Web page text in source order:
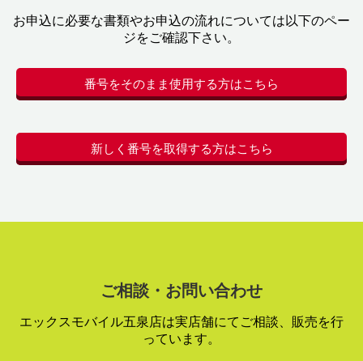
お申込に必要な書類やお申込の流れについては以下のペー
ジをご確認下さい。
番号をそのまま使用する方はこちら
新しく番号を取得する方はこちら
ご相談・お問い合わせ
エックスモバイル五泉店は実店舗にてご相談、販売を行
っています。